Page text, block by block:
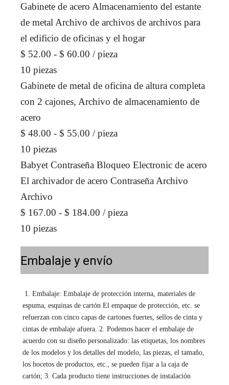
Gabinete de acero Almacenamiento del estante
de metal Archivo de archivos de archivos para
el edificio de oficinas y el hogar
$ 52.00 - $ 60.00 / pieza
10 piezas
Gabinete de metal de oficina de altura completa
con 2 cajones, Archivo de almacenamiento de
acero
$ 48.00 - $ 55.00 / pieza
10 piezas
Babyet Contraseña Bloqueo Electronic de acero
El archivador de acero Contraseña Archivo
Archivo
$ 167.00 - $ 184.00 / pieza
10 piezas
Embalaje y envío
1. Embalaje: Embalaje de protección interna, materiales de
espuma, esquinas de cartón El empaque de protección, etc. se
refuerzan con cinco capas de cartones fuertes, sellos de cinta y
cintas de embalaje afuera. 2. Podemos hacer el embalaje de
acuerdo con su diseño personalizado: las etiquetas, los nombres
de los modelos y los detalles del modelo, las piezas, el tamaño,
los bocetos de productos, etc., se pueden fijar a la caja de
cartón; 3. Cada producto tiene instrucciones de instalación